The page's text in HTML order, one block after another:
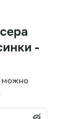
-
можно